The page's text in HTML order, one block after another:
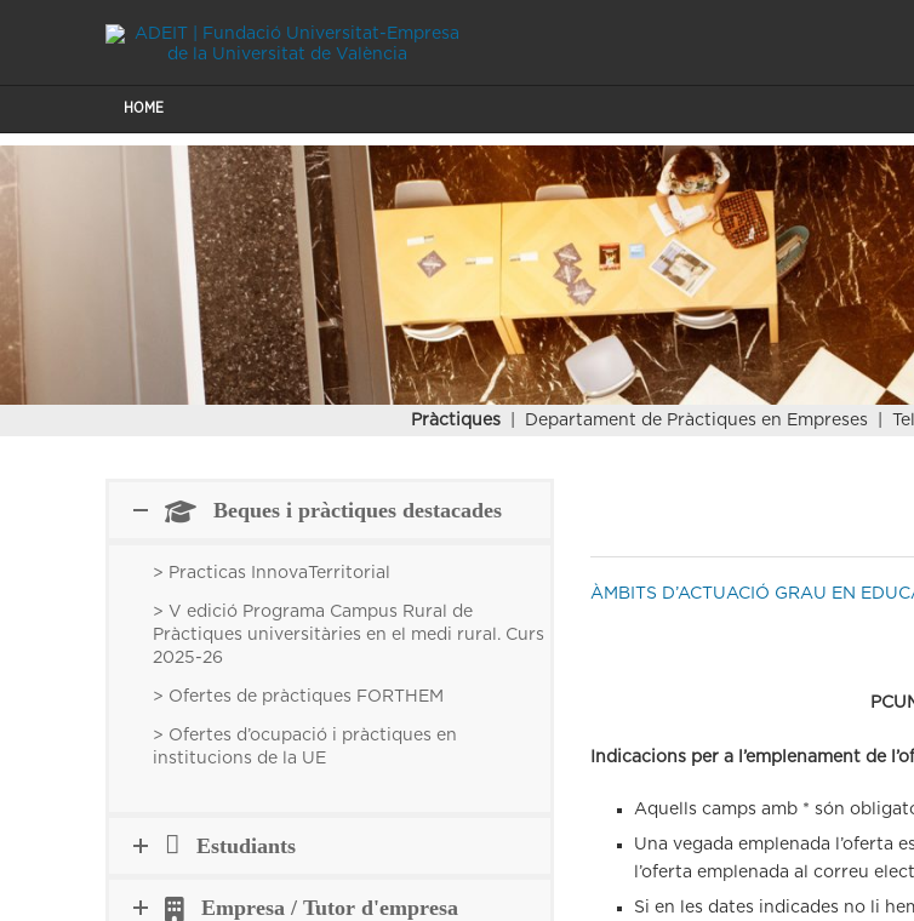
HOME
Pràctiques | Departament de Pràctiques en Empreses |
Beques i pràctiques destacades
> Practicas InnovaTerritorial
> V edició Programa Campus Rural de
Pràctiques universitàries en el medi rural. Curs
2025-26
> Ofertes de pràctiques FORTHEM
> Ofertes d’ocupació i pràctiques en
institucions de la UE
Estudiants
Empresa / Tutor d'empresa
ÀMBITS D’ACTUACIÓ GRAU EN
Indicacions per a l’emplenament de
Aquells camps amb * són
Una vegada emplenada l’oferta
l’oferta emplenada al correu
Si en les dates indicades no li